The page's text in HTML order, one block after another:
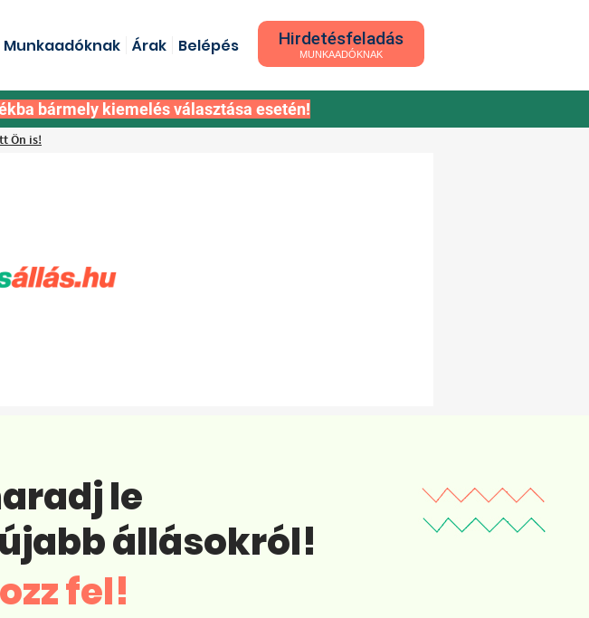
Hirdetésfeladás
MUNKAADÓKNAK
Belépés
Árak
Munkaadóknak
bármely kiemelés választása esetén!
Ön is!
le
állásokról!
fel!